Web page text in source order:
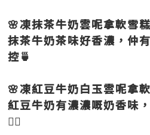
🌸凍抹茶牛奶雲呢拿軟雪
抹茶牛奶茶味好香濃，仲
控🍵
🌸凍紅豆牛奶白玉雲呢拿
紅豆牛奶有濃濃嘅奶香味
👍🏻